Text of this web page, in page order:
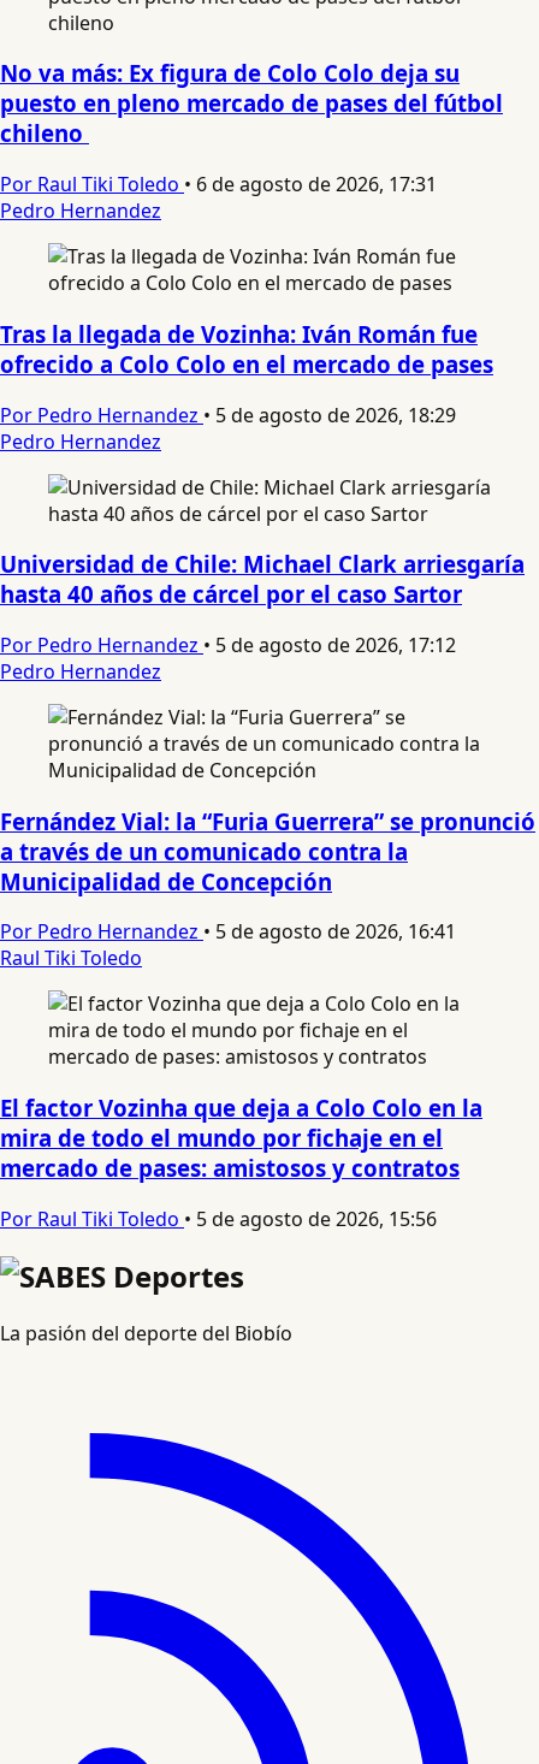
No va más: Ex figura de Colo Colo deja su
puesto en pleno mercado de pases del fútbol
chileno
Por Raul Tiki Toledo • 6 de agosto de 2026, 17:31
Pedro Hernandez
Tras la llegada de Vozinha: Iván Román fue
ofrecido a Colo Colo en el mercado de pases
Por Pedro Hernandez • 5 de agosto de 2026, 18:29
Pedro Hernandez
Universidad de Chile: Michael Clark arriesgaría
hasta 40 años de cárcel por el caso Sartor
Por Pedro Hernandez • 5 de agosto de 2026, 17:12
Pedro Hernandez
Fernández Vial: la “Furia Guerrera” se pronunció
a través de un comunicado contra la
Municipalidad de Concepción
Por Pedro Hernandez • 5 de agosto de 2026, 16:41
Raul Tiki Toledo
El factor Vozinha que deja a Colo Colo en la
mira de todo el mundo por fichaje en el
mercado de pases: amistosos y contratos
Por Raul Tiki Toledo • 5 de agosto de 2026, 15:56
La pasión del deporte del Biobío